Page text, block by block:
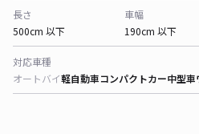
長さ
500cm 以下
車幅
190cm 以下
対応車種
オートバイ軽自動車コンパクトカー中型車